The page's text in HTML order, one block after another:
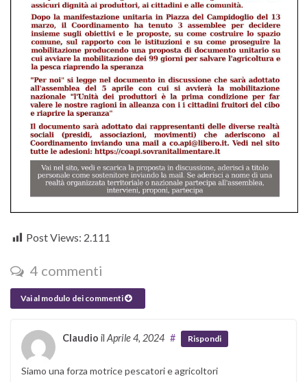
Post Views: 2.111
4 commenti
Vai al modulo dei commenti
Claudio il Aprile 4, 2024 # Rispondi
Siamo una forza motrice pescatori e agricoltori